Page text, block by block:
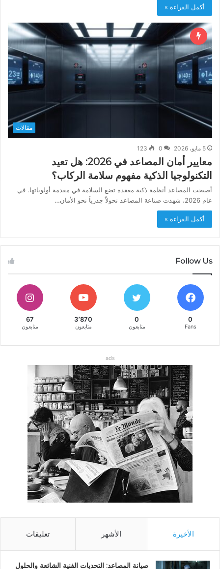
أكمل القراءة »
مقالات
5 مايو، 2026 0
123
معايير أمان المصاعد في 2026: هل تعيد
التكنولوجيا الذكية مفهوم سلامة الركاب؟
أصبحت المصاعد أنظمة ذكية معقدة تضع السلامة في مقدمة أولوياتها. في
عام 2026، شهدت صناعة المصاعد تحولاً جذرياً نحو الأمان…
أكمل القراءة »
Follow Us
0
Fans
0
متابعون
3٬870
متابعون
67
متابعون
ads
الأخيرة الأشهر تعليقات
صيانة المصاعد: التحديات الفنية الشائعة والحلول